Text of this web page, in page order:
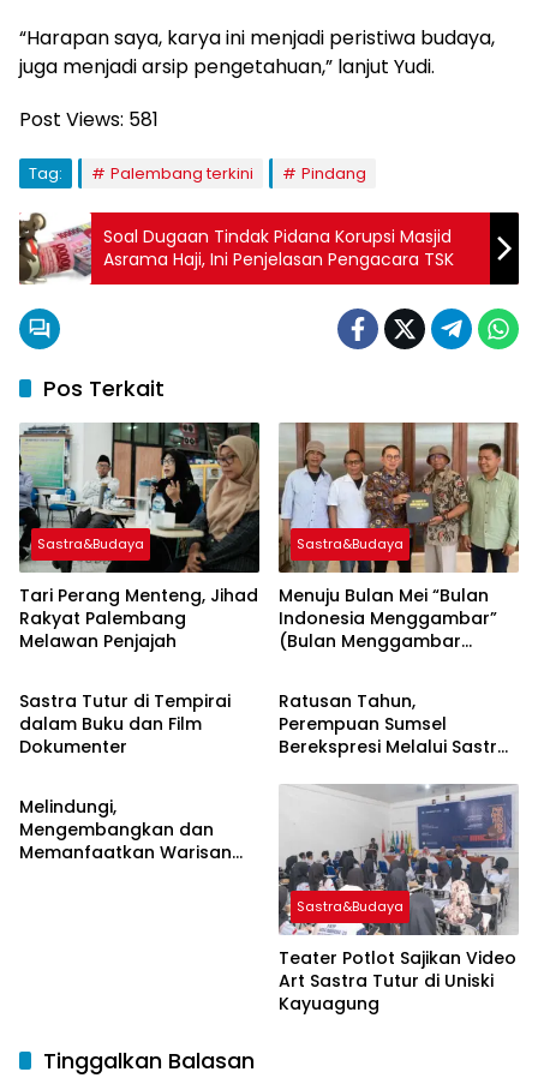
“Harapan saya, karya ini menjadi peristiwa budaya,
juga menjadi arsip pengetahuan,” lanjut Yudi.
Post Views: 581
Tag: Palembang terkini Pindang
Soal Dugaan Tindak Pidana Korupsi Masjid
Asrama Haji, Ini Penjelasan Pengacara TSK
Pos Terkait
Sastra&Budaya
Tari Perang Menteng, Jihad
Rakyat Palembang
Melawan Penjajah
Sastra&Budaya
Menuju Bulan Mei “Bulan
Indonesia Menggambar”
(Bulan Menggambar
Kebudayaan Republik
Indonesia
Sastra&Budaya
Sastra Tutur di Tempirai
dalam Buku dan Film
Dokumenter
Sastra&Budaya
Ratusan Tahun,
Perempuan Sumsel
Berekspresi Melalui Sastra
Sastra&Budaya
Melindungi,
Mengembangkan dan
Memanfaatkan Warisan
Sastra&Budaya
Teater Potlot Sajikan Video
Art Sastra Tutur di Uniski
Kayuagung
Tinggalkan Balasan